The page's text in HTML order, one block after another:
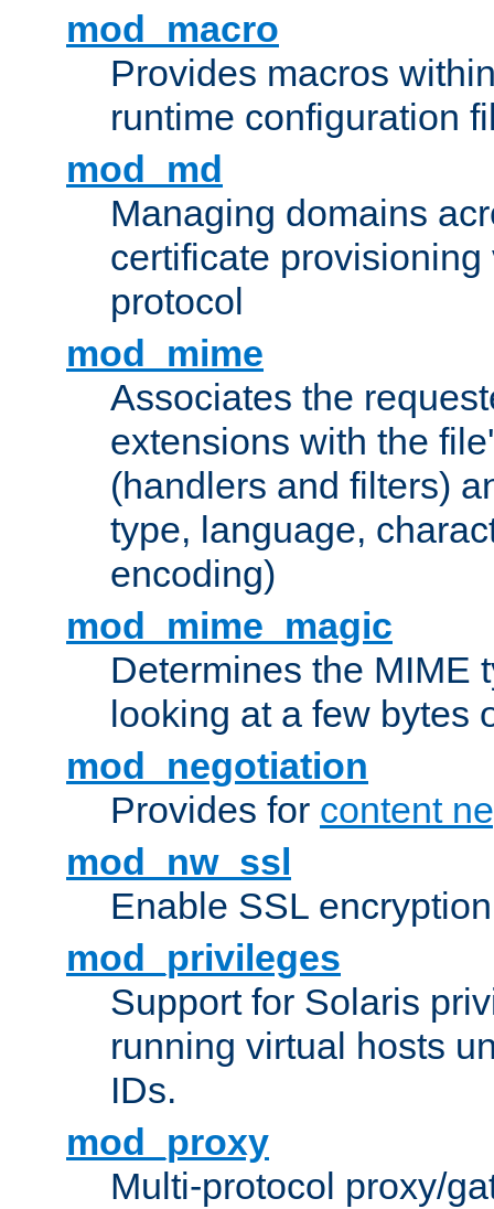
mod_macro
Provides macros
runtime configuration
mod_md
Managing domains
certificate provisioning
protocol
mod_mime
Associates the
extensions with the
(handlers and filters)
type, language,
encoding)
mod_mime_magic
Determines the MIME
looking at a few bytes
mod_negotiation
Provides for content
mod_nw_ssl
Enable SSL
mod_privileges
Support for Solaris
running virtual hosts
IDs.
mod_proxy
Multi-protocol proxy/